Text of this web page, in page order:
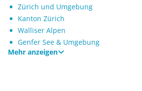
Zürich und Umgebung
Kanton Zürich
Walliser Alpen
Genfer See & Umgebung
Mehr anzeigen